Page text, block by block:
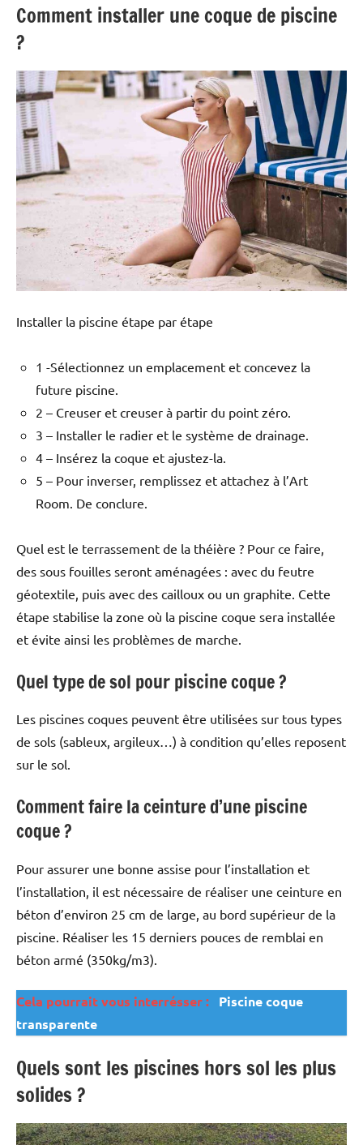
Comment installer une coque de piscine
?
Installer la piscine étape par étape
1 -Sélectionnez un emplacement et concevez la
future piscine.
2 – Creuser et creuser à partir du point zéro.
3 – Installer le radier et le système de drainage.
4 – Insérez la coque et ajustez-la.
5 – Pour inverser, remplissez et attachez à l’Art
Room. De conclure.
Quel est le terrassement de la théière ? Pour ce faire,
des sous fouilles seront aménagées : avec du feutre
géotextile, puis avec des cailloux ou un graphite. Cette
étape stabilise la zone où la piscine coque sera installée
et évite ainsi les problèmes de marche.
Quel type de sol pour piscine coque ?
Les piscines coques peuvent être utilisées sur tous types
de sols (sableux, argileux…) à condition qu’elles reposent
sur le sol.
Comment faire la ceinture d’une piscine
coque ?
Pour assurer une bonne assise pour l’installation et
l’installation, il est nécessaire de réaliser une ceinture en
béton d’environ 25 cm de large, au bord supérieur de la
piscine. Réaliser les 15 derniers pouces de remblai en
béton armé (350kg/m3).
Cela pourrait vous interrésser :
Piscine coque
transparente
Quels sont les piscines hors sol les plus
solides ?